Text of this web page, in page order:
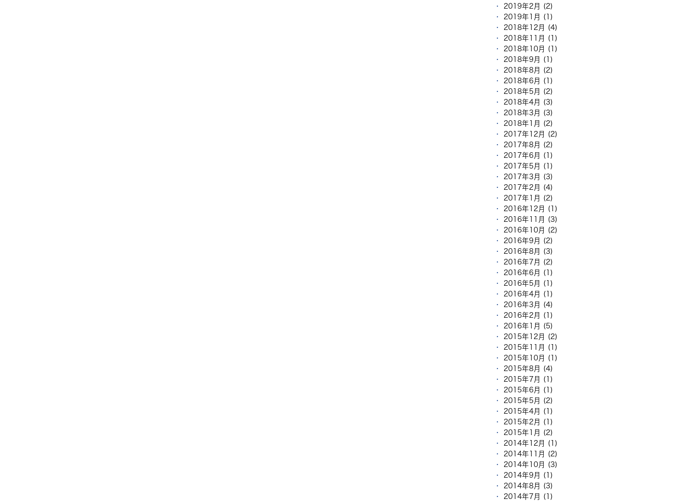
2019年2月 (2)
2019年1月 (1)
2018年12月 (4)
2018年11月 (1)
2018年10月 (1)
2018年9月 (1)
2018年8月 (2)
2018年6月 (1)
2018年5月 (2)
2018年4月 (3)
2018年3月 (3)
2018年1月 (2)
2017年12月 (2)
2017年8月 (2)
2017年6月 (1)
2017年5月 (1)
2017年3月 (3)
2017年2月 (4)
2017年1月 (2)
2016年12月 (1)
2016年11月 (3)
2016年10月 (2)
2016年9月 (2)
2016年8月 (3)
2016年7月 (2)
2016年6月 (1)
2016年5月 (1)
2016年4月 (1)
2016年3月 (4)
2016年2月 (1)
2016年1月 (5)
2015年12月 (2)
2015年11月 (1)
2015年10月 (1)
2015年8月 (4)
2015年7月 (1)
2015年6月 (1)
2015年5月 (2)
2015年4月 (1)
2015年2月 (1)
2015年1月 (2)
2014年12月 (1)
2014年11月 (2)
2014年10月 (3)
2014年9月 (1)
2014年8月 (3)
2014年7月 (1)